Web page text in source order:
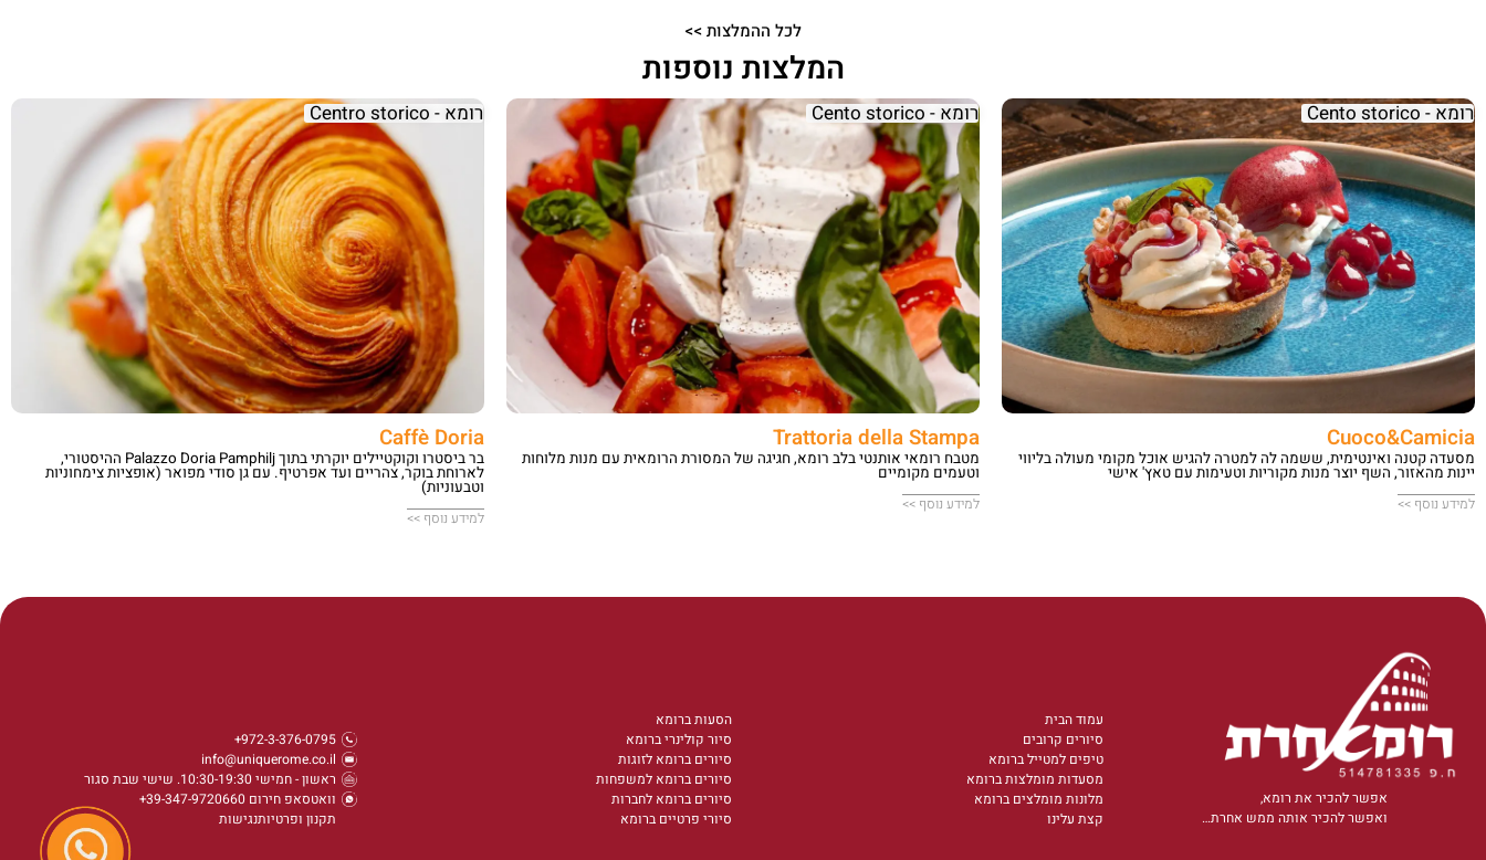
לכל ההמלצות >>
המלצות נוספות
רומא - Cento storico
Cuoco&Camicia
מסעדה קטנה ואינטימית, ששמה לה למטרה להגיש אוכל מקומי מעולה בליווי
יינות מהאזור, השף יוצר מנות מקוריות וטעימות עם טאץ' אישי
למידע נוסף >>
רומא - Cento storico
Trattoria della Stampa
מטבח רומאי אותנטי בלב רומא, חגיגה של המסורת הרומאית עם מנות מלוחות
וטעמים מקומיים
למידע נוסף >>
רומא - Centro storico
Caffè Doria
בר ביסטרו וקוקטיילים יוקרתי בתוך Palazzo Doria Pamphilj ההיסטורי,
לארוחת בוקר, צהריים ועד אפרטיף. עם גן סודי מפואר (אופציות צימחוניות
וטבעוניות)
למידע נוסף >>
אפשר להכיר את רומא,
ואפשר להכיר אותה ממש אחרת…
עמוד הבית
סיורים קרובים
טיפים למטייל ברומא
מסעדות מומלצות ברומא
מלונות מומלצים ברומא
קצת עלינו
הסעות ברומא
סיור קולינרי ברומא
סיורים ברומא לזוגות
סיורים ברומא למשפחות
סיורים ברומא לחברות
סיורי פרטיים ברומא
972-3-376-0795+
info@uniquerome.co.il
ראשון - חמישי 10:30-19:30. שישי שבת סגור
וואטסאפ חירום 39-347-9720660+
תקנון ופרטיותנגישות